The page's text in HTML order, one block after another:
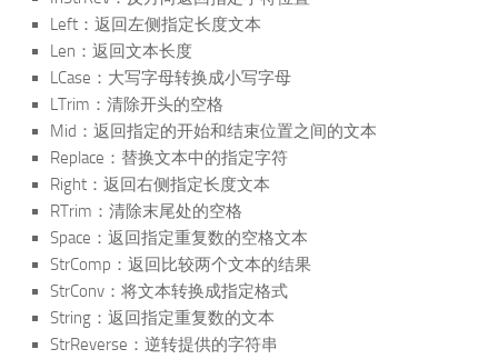
Left：返回左侧指定长度文本
Len：返回文本长度
LCase：大写字母转换成小写字母
LTrim：清除开头的空格
Mid：返回指定的开始和结束位置之间的文本
Replace：替换文本中的指定字符
Right：返回右侧指定长度文本
RTrim：清除末尾处的空格
Space：返回指定重复数的空格文本
StrComp：返回比较两个文本的结果
StrConv：将文本转换成指定格式
String：返回指定重复数的文本
StrReverse：逆转提供的字符串